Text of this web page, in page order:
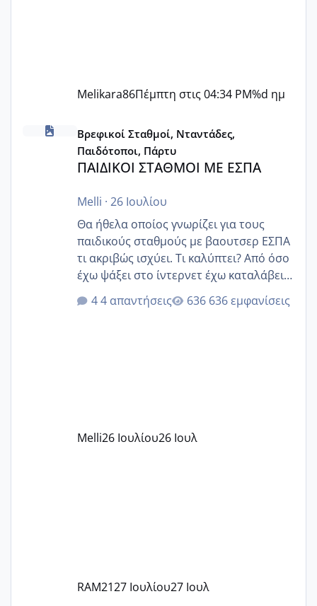
Melikara86Πέμπτη στις 04:34 PM%d ημ
ΠΑΙΔΙΚΟΙ ΣΤΑΘΜΟΙ ΜΕ ΕΣΠΑ
Βρεφικοί Σταθμοί, Νταντάδες,
Παιδότοποι, Πάρτυ
ΠΑΙΔΙΚΟΙ ΣΤΑΘΜΟΙ ΜΕ ΕΣΠΑ
Melli · 26 Ιουλίου
Θα ήθελα οποίος γνωρίζει για τους
παιδικούς σταθμούς με βαουτσερ ΕΣΠΑ
τι ακριβώς ισχύει. Τι καλύπτει? Από όσο
έχω ψάξει στο ίντερνετ έχω καταλάβει
ότι το βαουτσερ καλύπτει όλα τα
δίδακτρα και τα τροφεια του ιδιωτικού
Εγώ πήγα σε έναν ιδιωτικό παιδικό στ
4 απαντήσεις 636 εμφανίσεις
Melli26 Ιουλίου26 Ιουλ
RAM2127 Ιουλίου27 Ιουλ